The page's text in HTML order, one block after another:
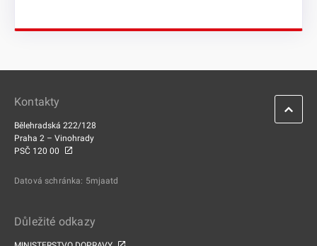
Kontakty
Bělehradská 222/128
Praha 2 – Vinohrady
PSČ 120 00
Datová schránka: 5mjaatd
Důležité odkazy